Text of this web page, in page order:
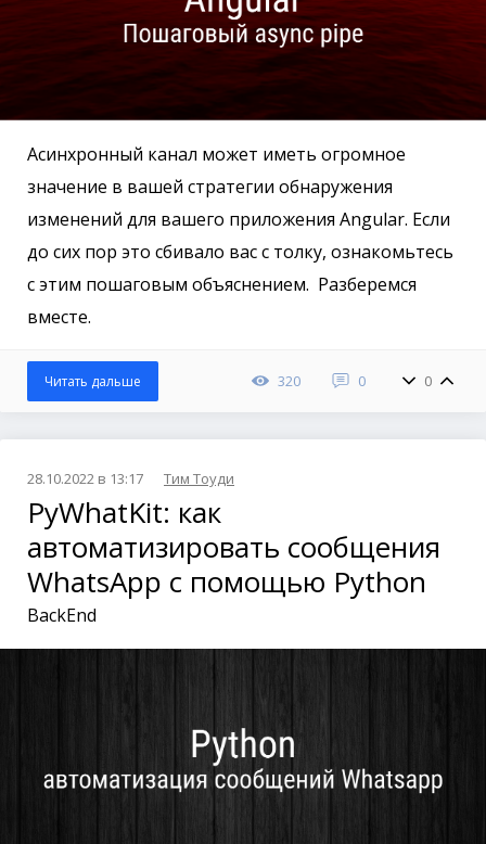
Асинхронный канал может иметь огромное
значение в вашей стратегии обнаружения
изменений для вашего приложения Angular. Если
до сих пор это сбивало вас с толку, ознакомьтесь
с этим пошаговым объяснением. Разберемся
вместе.
320 0 0
Читать дальше
28.10.2022 в 13:17 Тим Тоуди
PyWhatKit: как
автоматизировать сообщения
WhatsApp с помощью Python
BackEnd